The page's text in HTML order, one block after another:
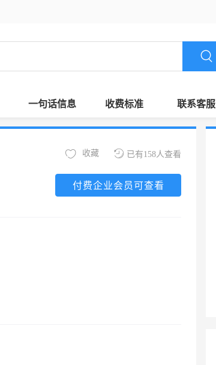
一句话信息 收费标准 联系客服
已有158人查看
收藏
付费企业会员可查看